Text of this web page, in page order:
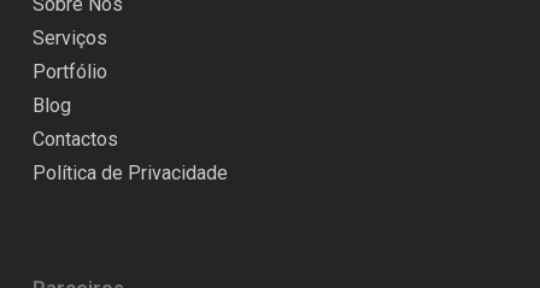
Serviços
Portfólio
Blog
Contactos
Política de Privacidade